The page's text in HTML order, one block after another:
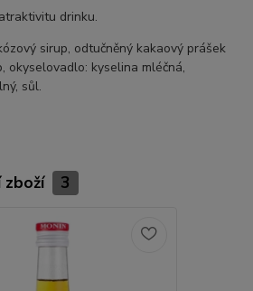
drinku.
sirup, odtučněný kakaový prášek
okyselovadlo: kyselina mléčná,
sůl.
zboží 3